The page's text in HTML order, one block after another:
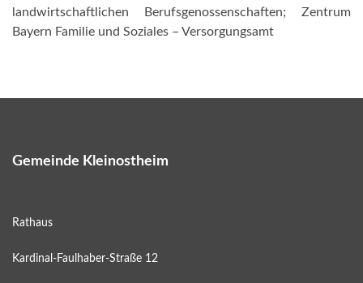
landwirtschaftlichen Berufsgenossenschaften; Zentrum
Bayern Familie und Soziales – Versorgungsamt
Gemeinde Kleinostheim
Rathaus
Kardinal-Faulhaber-Straße 12